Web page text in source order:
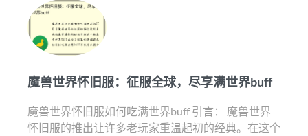
魔兽世界怀旧服：征服全球，尽享满世界buff
魔兽世界怀旧服如何吃满世界buff 引言： 魔兽世界
怀旧服的推出让许多老玩家重温起初的经典。在这个